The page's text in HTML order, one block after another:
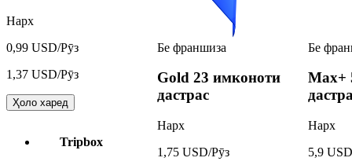
Нарх
0,99 USD/Рӯз
1,37 USD/Рӯз
Ҳоло харед
Tripbox
Бе франшиза
Gold 23 имконоти
дастрас
Нарх
1,75 USD/Рӯз
Бе
Max+
Нарх
5,9